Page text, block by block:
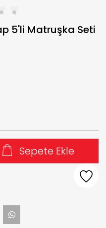
3 4
5'li Matruşka Seti
Sepete Ekle